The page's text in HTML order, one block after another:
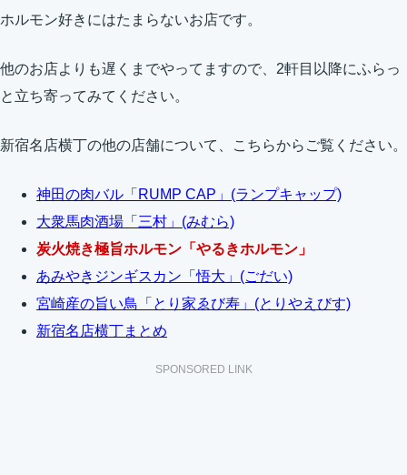
ホルモン好きにはたまらないお店です。
他のお店よりも遅くまでやってますので、2軒目以降にふらっ
と立ち寄ってみてください。
新宿名店横丁の他の店舗について、こちらからご覧ください。
神田の肉バル「RUMP CAP」(ランプキャップ)
大衆馬肉酒場「三村」(みむら)
炭火焼き極旨ホルモン「やるきホルモン」
あみやきジンギスカン「悟大」(ごだい)
宮崎産の旨い鳥「とり家ゑび寿」(とりやえびす)
新宿名店横丁まとめ
SPONSORED LINK